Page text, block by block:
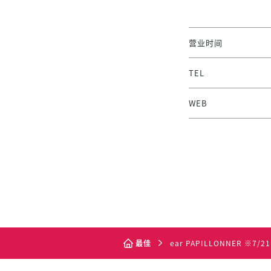
营业时间
TEL
WEB
最佳 ear PAPILLONNER ※7/